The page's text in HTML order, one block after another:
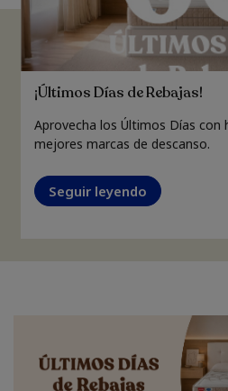
¡Últimos Días de Rebajas!
Aprovecha los Últimos Días con
mejores marcas de descanso.
Seguir leyendo